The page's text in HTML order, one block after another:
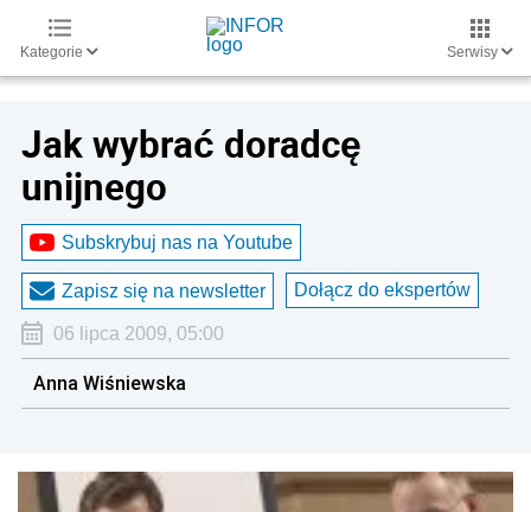
Kategorie Serwisy
Jak wybrać doradcę
unijnego
Subskrybuj nas na Youtube
Zapisz się na newsletter Dołącz do ekspertów
06 lipca 2009, 05:00
Anna Wiśniewska